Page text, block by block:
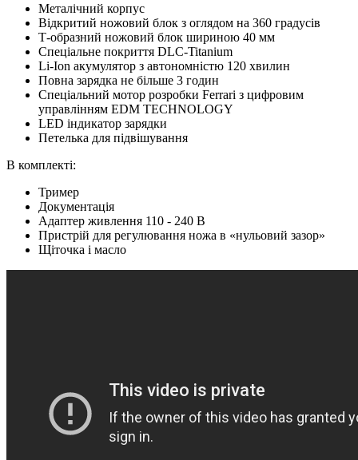
Металічний корпус
Відкритий ножовий блок з оглядом на 360 градусів
Т-образний ножовий блок шириною 40 мм
Спеціальне покриття DLC-Titanium
Li-Ion акумулятор з автономністю 120 хвилин
Повна зарядка не більше 3 годин
Спеціальний мотор розробки Ferrari з цифровим
управлінням EDM TECHNOLOGY
LED індикатор зарядки
Петелька для підвішування
В комплекті:
Тример
Документація
Адаптер живлення 110 - 240 В
Пристрій для регулювання ножа в «нульовий зазор»
Щіточка і масло